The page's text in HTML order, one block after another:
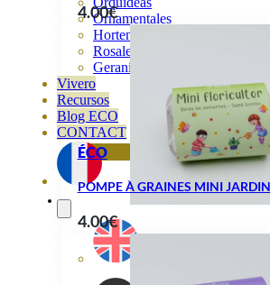
Ornamentales
Hortensias
Rosales
Geranios
Vivero
Recursos
Blog ECO
CONTACT
4.00€
ÉCO
POMPE À GRAINES MINI
4.00€